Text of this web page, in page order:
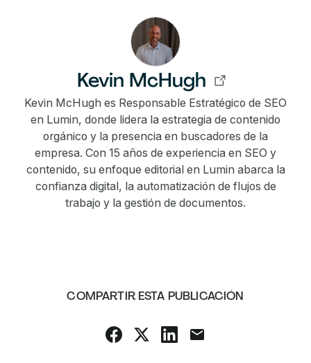
Kevin McHugh
Kevin McHugh es Responsable Estratégico de SEO
en Lumin, donde lidera la estrategia de contenido
orgánico y la presencia en buscadores de la
empresa. Con 15 años de experiencia en SEO y
contenido, su enfoque editorial en Lumin abarca la
confianza digital, la automatización de flujos de
trabajo y la gestión de documentos.
COMPARTIR ESTA PUBLICACIÓN